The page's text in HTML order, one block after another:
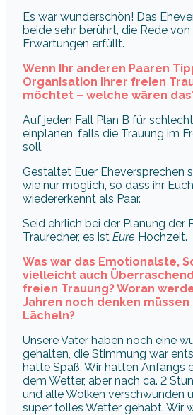
Es war wunderschön! Das
beide sehr berührt, die Rede
Erwartungen erfüllt.
Wenn Ihr anderen Paaren
Organisation ihrer freien
möchtet – welche wären
Auf jeden Fall Plan B für
einplanen, falls die Trauung im
soll.
Gestaltet Euer Eheversprechen
wie nur möglich, so dass ihr
wiedererkennt als Paar.
Seid ehrlich bei der Planung der
Trauredner, es ist Eure Hochzeit.
Was war das Emotionalste,
vielleicht auch
freien Trauung? Woran
Jahren noch denken
Lächeln?
Unsere Väter haben noch eine
gehalten, die Stimmung war
hatte Spaß. Wir hatten Anfangs
dem Wetter, aber nach ca. 2
und alle Wolken verschwunden
super tolles Wetter gehabt. Wir